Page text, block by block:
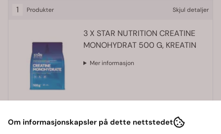
1 Produkter Skjul detaljer
3 X STAR NUTRITION CREATINE
MONOHYDRAT 500 G, KREATIN
Mer informasjon
Tilgjengelig på lager
Om informasjonskapsler på dette nettstedet